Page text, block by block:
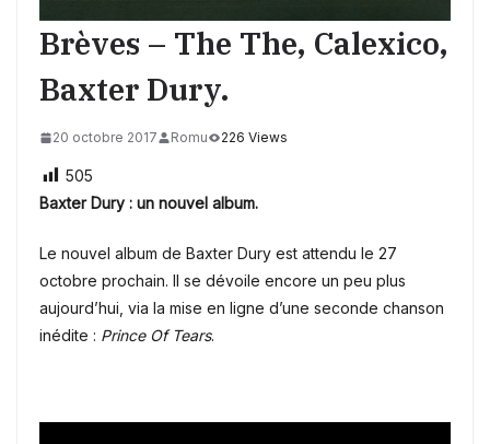
Brèves – The The, Calexico,
Baxter Dury.
20 octobre 2017 Romu 226 Views
505
Baxter Dury : un nouvel album.
Le nouvel album de Baxter Dury est attendu le 27
octobre prochain. Il se dévoile encore un peu plus
aujourd’hui, via la mise en ligne d’une seconde chanson
inédite : Prince Of Tears.